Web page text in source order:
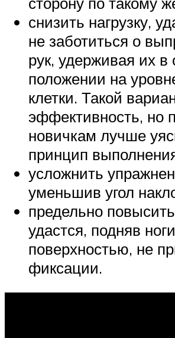
снизить нагрузку,
не заботиться о
рук, удерживая их
положении на
клетки. Такой
эффективность, но
новичкам лучше
принцип
усложнить
уменьшив угол
предельно повысить
удастся, подняв
поверхностью, не
фиксации.